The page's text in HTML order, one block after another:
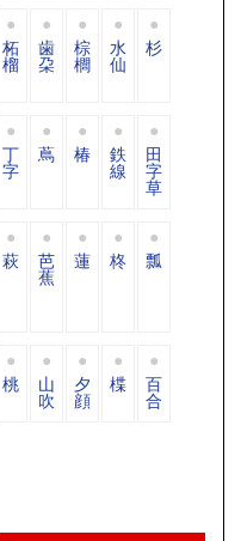
柘
榴
歯
朶
棕
櫚
水
仙
杉
丁
字
蔦 椿 鉄
線
田
字
草
萩 芭
蕉
蓮 柊 瓢
桃 山
吹
夕
顔
楪 百
合